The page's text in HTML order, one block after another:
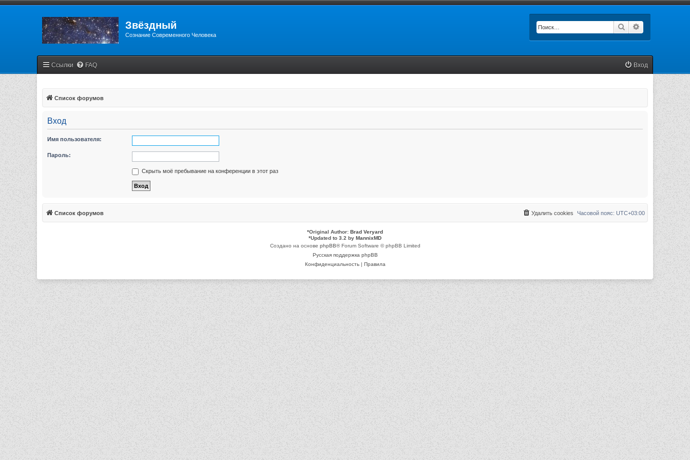
Звёздный
Сознание Современного Человека
Поиск
Ссылки FAQ Вход
Список форумов
Вход
Имя пользователя:
Пароль:
Скрыть моё пребывание на конференции в этот раз
Список форумов Часовой пояс: UTC+03:00
Удалить cookies
*Original Author: Brad Veryard
*Updated to 3.2 by MannixMD
Создано на основе phpBB® Forum Software © phpBB Limited
Русская поддержка phpBB
Конфиденциальность| Правила